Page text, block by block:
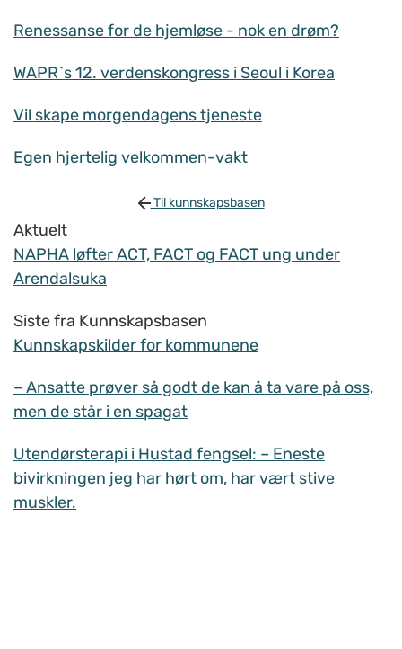
Renessanse for de hjemløse - nok en drøm?
WAPR`s 12. verdenskongress i Seoul i Korea
Vil skape morgendagens tjeneste
Egen hjertelig velkommen-vakt
Til kunnskapsbasen
Aktuelt
NAPHA løfter ACT, FACT og FACT ung under
Arendalsuka
Siste fra Kunnskapsbasen
Kunnskapskilder for kommunene
– Ansatte prøver så godt de kan å ta vare på oss,
men de står i en spagat
Utendørsterapi i Hustad fengsel: – Eneste
bivirkningen jeg har hørt om, har vært stive
muskler.